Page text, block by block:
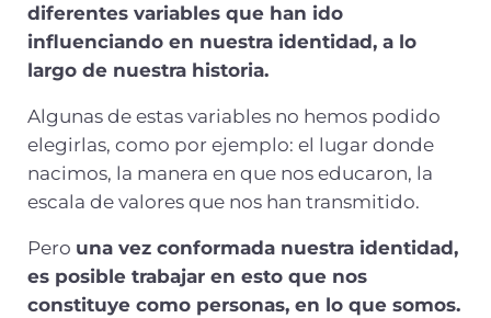
diferentes variables que han ido
influenciando en nuestra identidad, a lo
largo de nuestra historia.
Algunas de estas variables no hemos podido
elegirlas, como por ejemplo: el lugar donde
nacimos, la manera en que nos educaron, la
escala de valores que nos han transmitido.
Pero una vez conformada nuestra identidad,
es posible trabajar en esto que nos
constituye como personas, en lo que somos.